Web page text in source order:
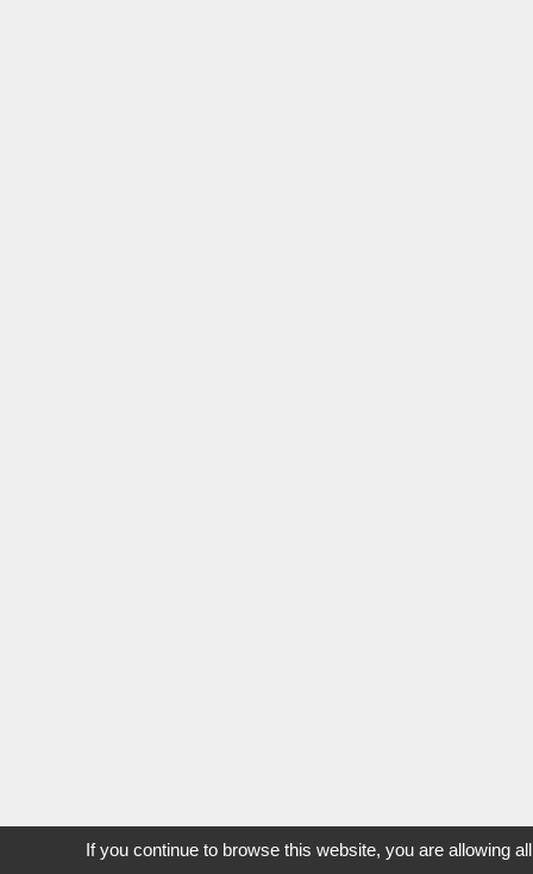
If you continue to browse this website, you are allowing